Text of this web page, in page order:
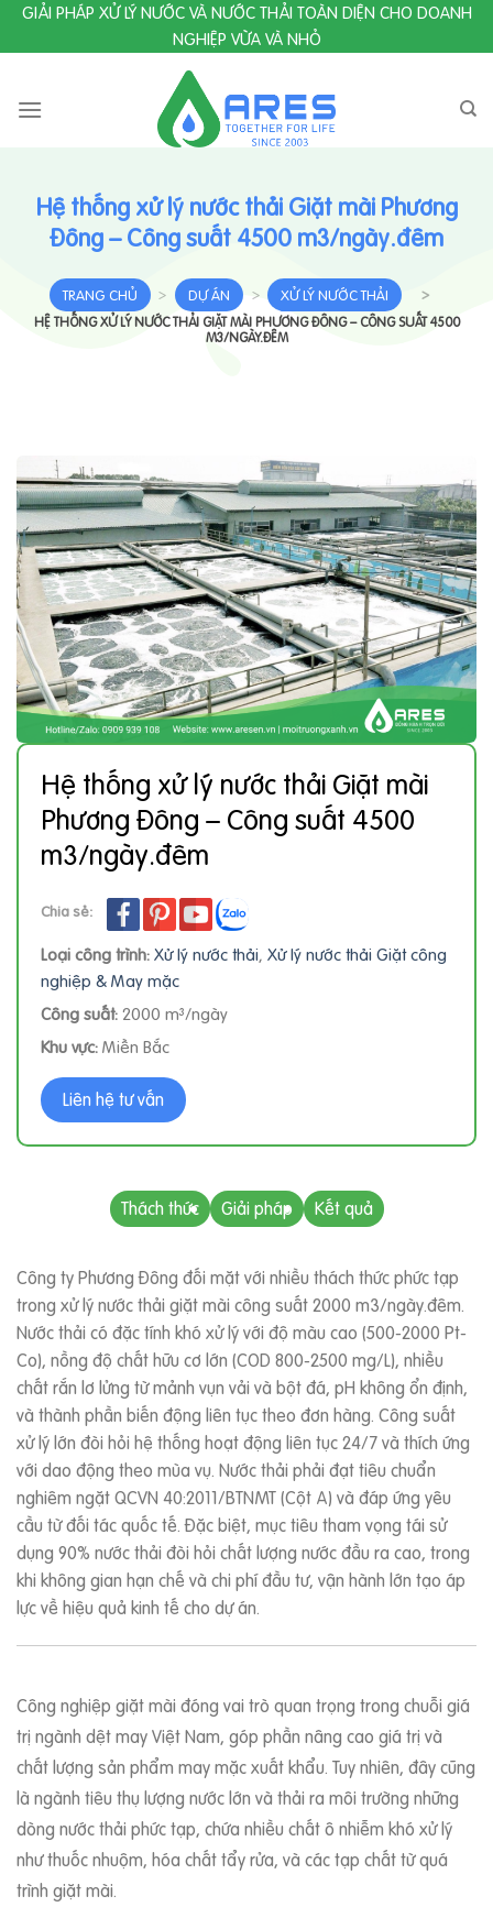
SkipGIẢI PHÁP XỬ LÝ NƯỚC VÀ NƯỚC THẢI TOÀN DIỆN CHO DOANH
NGHIỆP VỪA VÀ NHỎ
Hệ thống xử lý nước thải Giặt mài Phương
Đông – Công suất 4500 m3/ngày.đêm
TRANG CHỦ > DỰ ÁN > XỬ LÝ NƯỚC THẢI
>
HỆ THỐNG XỬ LÝ NƯỚC THẢI GIẶT MÀI PHƯƠNG ĐÔNG – CÔNG SUẤT 4500
M3/NGÀY.ĐÊM
Hệ thống xử lý nước thải Giặt mài
Phương Đông – Công suất 4500
m3/ngày.đêm
Chia sẻ:
Loại công trình:Xử lý nước thải, Xử lý nước thải Giặt công
nghiệp & May mặc
Công suất:2000 m³/ngày
Khu vực:Miền Bắc
Liên hệ tư vấn
Thách thức Giải pháp Kết quả
Công ty Phương Đông đối mặt với nhiều thách thức phức tạp
trong xử lý nước thải giặt mài công suất 2000 m3/ngày.đêm.
Nước thải có đặc tính khó xử lý với độ màu cao (500-2000 Pt-
Co), nồng độ chất hữu cơ lớn (COD 800-2500 mg/L), nhiều
chất rắn lơ lửng từ mảnh vụn vải và bột đá, pH không ổn định,
và thành phần biến động liên tục theo đơn hàng. Công suất
xử lý lớn đòi hỏi hệ thống hoạt động liên tục 24/7 và thích ứng
với dao động theo mùa vụ. Nước thải phải đạt tiêu chuẩn
nghiêm ngặt QCVN 40:2011/BTNMT (Cột A) và đáp ứng yêu
cầu từ đối tác quốc tế. Đặc biệt, mục tiêu tham vọng tái sử
dụng 90% nước thải đòi hỏi chất lượng nước đầu ra cao, trong
khi không gian hạn chế và chi phí đầu tư, vận hành lớn tạo áp
lực về hiệu quả kinh tế cho dự án.
Công nghiệp giặt mài đóng vai trò quan trọng trong chuỗi giá
trị ngành dệt may Việt Nam, góp phần nâng cao giá trị và
chất lượng sản phẩm may mặc xuất khẩu. Tuy nhiên, đây cũng
là ngành tiêu thụ lượng nước lớn và thải ra môi trường những
dòng nước thải phức tạp, chứa nhiều chất ô nhiễm khó xử lý
như thuốc nhuộm, hóa chất tẩy rửa, và các tạp chất từ quá
trình giặt mài.